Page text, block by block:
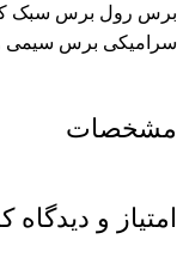
برس رول برس سبک
سرامیکی برس سیمی و نرم 2 سال
مشخصات
امتیاز و دیدگاه